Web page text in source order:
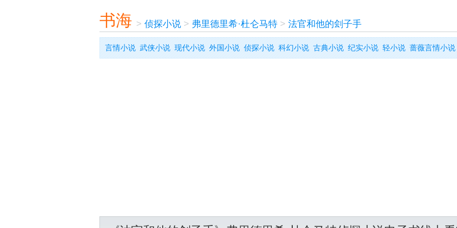
书海 > 侦探小说> 弗里德里希·杜仑马特> 法官和他的刽子手
言情小说 武侠小说 现代小说 外国小说 侦探小说 科幻小说 古典小说 纪实小说 轻小说 蔷薇言情小说